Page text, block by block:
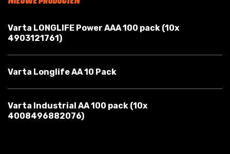
Varta LONGLIFE Power AAA 100 pack (10x
4903121761)
Varta Longlife AA 10 Pack
Varta Industrial AA 100 pack (10x
4008496882076)